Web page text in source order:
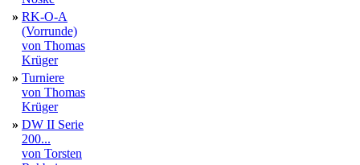
» RK-O-A
(Vorrunde)
von Thomas
Krüger
» Turniere
von Thomas
Krüger
» DW II Serie
200...
von Torsten